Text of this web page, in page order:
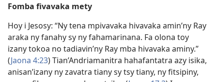
Fomba fivavaka mety
Hoy i Jesosy: “Ny tena mpivavaka hivavaka amin’ny Ray
araka ny fanahy sy ny fahamarinana. Fa olona toy
izany tokoa no tadiavin’ny Ray mba hivavaka aminy.”
(Jaona 4:23) Tian’Andriamanitra hahafantatra azy isika,
anisan’izany ny zavatra tiany sy tsy tiany, ny fitsipiny,